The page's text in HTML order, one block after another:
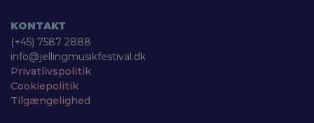
KONTAKT
(+45) 7587 2888
info@jellingmusikfestival.dk
Privatlivspolitik
Cookiepolitik
Tilgængelighed